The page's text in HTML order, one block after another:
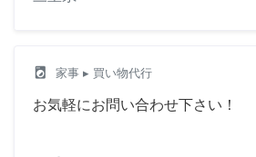
local_laundry_service 家事 ▸ 買い物代行
お気軽にお問い合わせ下さい！